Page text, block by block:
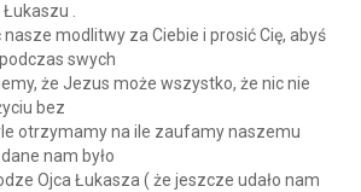
.
modlitwy za Ciebie i prosić Cię, abyś
swych
że Jezus może wszystko, że nic nie
bez
otrzymamy na ile zaufamy naszemu
nam było
Ojca Łukasza ( że jeszcze udało nam